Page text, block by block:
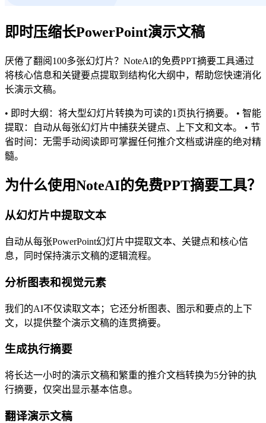
即时压缩长PowerPoint演示文稿
厌倦了翻阅100多张幻灯片？NoteAI的免费PPT摘要工具通过
将核心信息和关键要点提取到结构化大纲中，帮助您快速消化
长演示文稿。
• 即时大纲：将大型幻灯片转换为可读的1页执行摘要。 • 智能
提取：自动从每张幻灯片中捕获关键点、上下文和文本。 • 节
省时间：无需手动阅读即可掌握任何推介文档或讲座的绝对精
髓。
为什么使用NoteAI的免费PPT摘要工具？
从幻灯片中提取文本
自动从每张PowerPoint幻灯片中提取文本、关键点和核心信
息，同时保持演示文稿的逻辑流程。
分析图表和视觉元素
我们的AI不仅读取文本；它还分析图表、图示和要点的上下
文，以提供整个演示文稿的连贯摘要。
生成执行摘要
将长达一小时的演示文稿和繁重的推介文档转换为5分钟的执
行摘要，仅突出显示基本信息。
翻译演示文稿